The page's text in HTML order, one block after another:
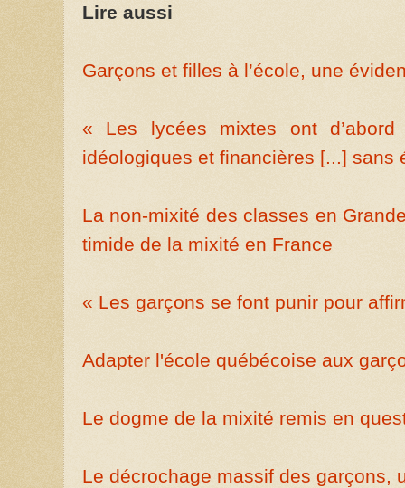
Lire aussi
Garçons et filles à l’école, une
« Les lycées mixtes ont
idéologiques et financières [...] sans
La non-mixité des classes en
timide de la mixité en France
« Les garçons se font punir pour
Adapter l'école québécoise aux
Le dogme de la mixité remis en
Le décrochage massif des garçons,